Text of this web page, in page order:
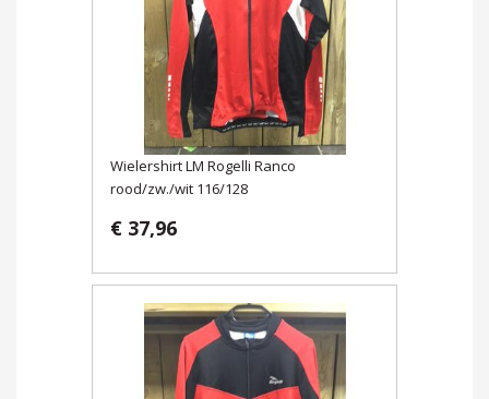
Wielershirt LM Rogelli Ranco
rood/zw./wit 116/128
€ 37,96